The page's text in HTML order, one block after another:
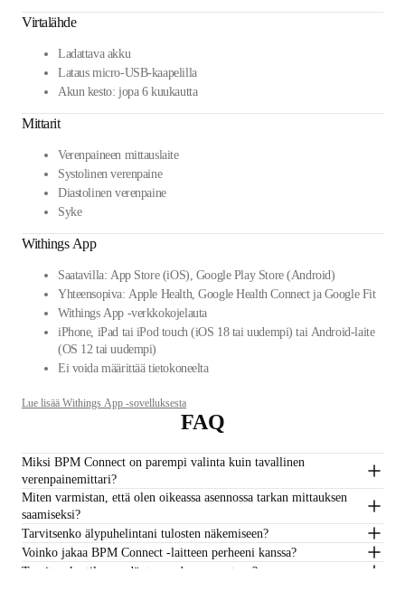
Virtalähde
Ladattava akku
Lataus micro-USB-kaapelilla
Akun kesto: jopa 6 kuukautta
Mittarit
Verenpaineen mittauslaite
Systolinen verenpaine
Diastolinen verenpaine
Syke
Withings App
Saatavilla: App Store (iOS), Google Play Store (Android)
Yhteensopiva: Apple Health, Google Health Connect ja Google Fit
Withings App -verkkokojelauta
iPhone, iPad tai iPod touch (iOS 18 tai uudempi) tai Android-laite
(OS 12 tai uudempi)
Ei voida määrittää tietokoneelta
Lue lisää Withings App -sovelluksesta
FAQ
Miksi BPM Connect on parempi valinta kuin tavallinen
verenpainemittari?
Miten varmistan, että olen oikeassa asennossa tarkan mittauksen
saamiseksi?
Tarvitsenko älypuhelintani tulosten näkemiseen?
Voinko jakaa BPM Connect -laitteen perheeni kanssa?
Tarvitaanko tilaus sydänterveyden seurantaan?